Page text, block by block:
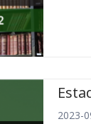
2023-